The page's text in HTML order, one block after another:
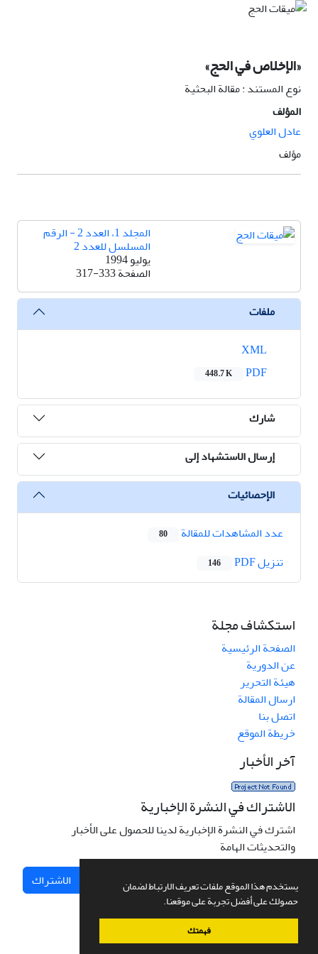
يستخدم هذا الموقع ملفات تعريف الارتباط لضمان
حصولك على أفضل تجربة على موقعنا.
فهمتك
«الإخلاص في الحج»
نوع المستند : مقالة البحثية
المؤلف
عادل العلوي
مؤلف
المجلد 1، العدد 2 - الرقم
المسلسل للعدد 2
يوليو 1994
الصفحة317-333
ملفات
448.7 K
شارك
إرسال الاستشهاد إلى
الإحصائيات
عدد المشاهدات للمقالة
80
تنزیل PDF 146
استكشاف مجلة
الصفحة الرئيسية
عن الدورية
هيئة التحرير
ارسال المقالة
اتصل بنا
خريطة الموقع
آخر الأخبار
الاشتراك في النشرة الإخبارية
اشترك في النشرة الإخبارية لدينا للحصول على الأخبار
والتحديثات الهامة
الاشتراك
نظام إدارة المجلات.صمم بواسطةسیناوب